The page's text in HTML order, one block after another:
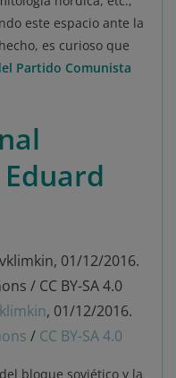
este espacio ante la
es curioso que
Partido Comunista
imkin, 01/12/2016.
/ CC BY-SA 4.0
bloque soviético y la